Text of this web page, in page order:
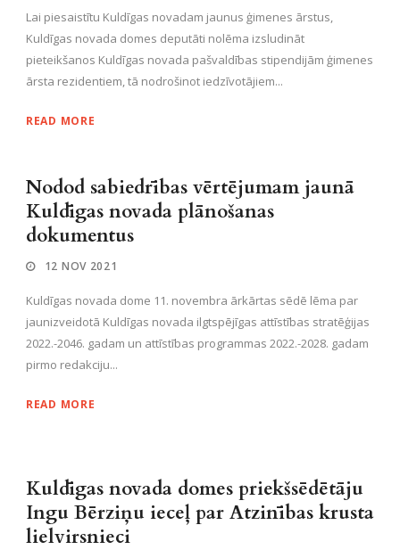
Lai piesaistītu Kuldīgas novadam jaunus ģimenes ārstus,
Kuldīgas novada domes deputāti nolēma izsludināt
pieteikšanos Kuldīgas novada pašvaldības stipendijām ģimenes
ārsta rezidentiem, tā nodrošinot iedzīvotājiem...
READ MORE
Nodod sabiedrības vērtējumam jaunā
Kuldīgas novada plānošanas
dokumentus
12 NOV 2021
Kuldīgas novada dome 11. novembra ārkārtas sēdē lēma par
jaunizveidotā Kuldīgas novada ilgtspējīgas attīstības stratēģijas
2022.-2046. gadam un attīstības programmas 2022.-2028. gadam
pirmo redakciju...
READ MORE
Kuldīgas novada domes priekšsēdētāju
Ingu Bērziņu ieceļ par Atzinības krusta
lielvirsnieci